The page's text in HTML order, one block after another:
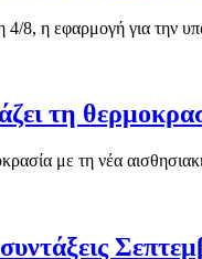
4/8, η εφαρμογή για την
τη
με τη νέα